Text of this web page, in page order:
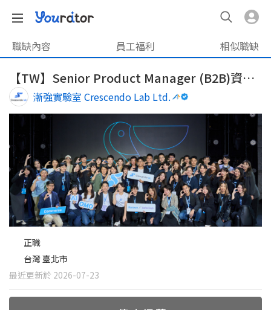
職缺內容 員工福利 相似職缺
【TW】Senior Product Manager (B2B)資深產品經理
漸強實驗室 Crescendo Lab Ltd.
正職
台灣 臺北市
最近更新於 2026-07-23